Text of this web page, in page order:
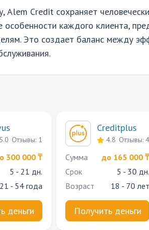
Alem Credit сохраняет
каждого клиента,
Это создает баланс между
5.0 Отзывы: 1
300 000 ₸
5 - 21 дн.
21 - 54 года
деньги
Creditplus
4.8 Отзывы: 4
Cумма
до 165 000 ₸
Срок
5 - 30 дн.
Возраст
18 - 70 лет
Получить деньги